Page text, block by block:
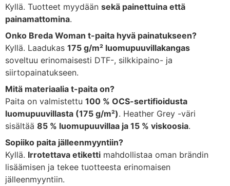
Kyllä. Tuotteet myydään sekä painettuina että
painamattomina.
Onko Breda Woman t-paita hyvä painatukseen?
Kyllä. Laadukas 175 g/m² luomupuuvillakangas
soveltuu erinomaisesti DTF-, silkkipaino- ja
siirtopainatukseen.
Mitä materiaalia t-paita on?
Paita on valmistettu 100 % OCS-sertifioidusta
luomupuuvillasta (175 g/m²). Heather Grey -väri
sisältää 85 % luomupuuvillaa ja 15 % viskoosia.
Sopiiko paita jälleenmyyntiin?
Kyllä. Irrotettava etiketti mahdollistaa oman brändin
lisäämisen ja tekee tuotteesta erinomaisen
jälleenmyyntiin.